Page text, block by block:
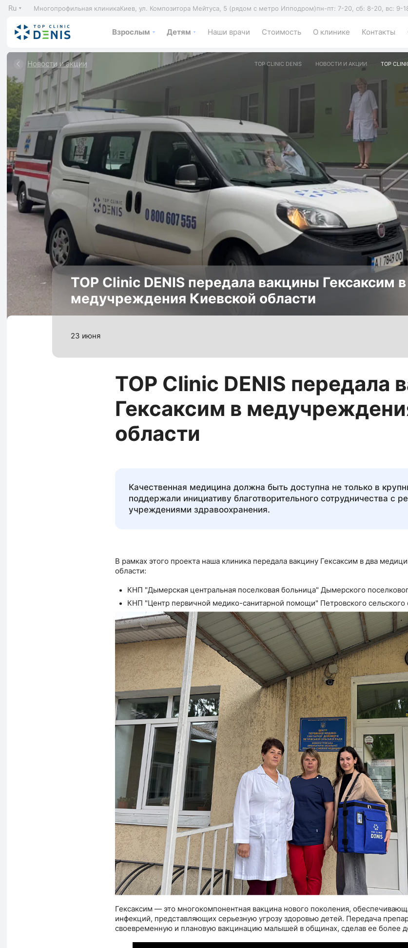
Ru Многопрофильная клиникаКиев, ул. Композитора Мейтуса, 5 (рядом с метро Ипподром)пн-пт: 7-20, сб: 8-20, вс: 9-
Взрослым Детям Наши врачи Стоимость О клинике Контакты
Новости и акции TOP CLINIC DENIS НОВОСТИ И АКЦИИ TOP
TOP Clinic DENIS передала вакцины Гексаксим в
медучреждения Киевской области
23 июня
TOP Clinic DENIS передала
Гексаксим в
области
Качественная медицина должна быть доступна не только в
поддержали инициативу благотворительного сотрудничества с
учреждениями здравоохранения.
В рамках этого проекта наша клиника передала вакцину Гексаксим в два
области:
КНП "Дымерская центральная поселковая больница" Дымерского
КНП "Центр первичной медико-санитарной помощи" Петровского сельского
Гексаксим — это многокомпонентная вакцина нового поколения,
инфекций, представляющих серьезную угрозу здоровью детей. Передача
своевременную и плановую вакцинацию малышей в общинах, сделав ее более